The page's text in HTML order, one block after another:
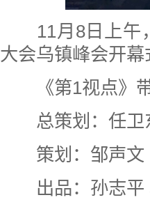
11月8日上午，
大会乌镇峰会开幕
《第1视点》带
总策划：任卫
策划：邹声文
出品：孙志平